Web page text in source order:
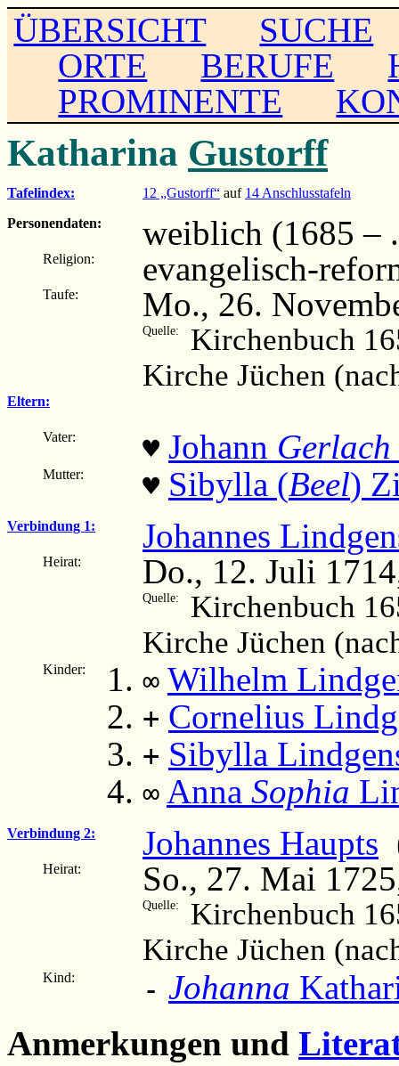
ÜBERSICHT
SUCHE
ORTE
BERUFE
PROMINENTE
Katharina Gustorff
Tafelindex: 12 „Gustorff“ auf 14 Anschlusstafeln
Personendaten:
weiblich (1685 –
Religion: evangelisch-
Taufe: Mo., 26.
Quelle:
Kirchenbuch
Kirche Jüchen
Eltern:
Vater: ♥ Johann Gerlach
Mutter: ♥ Sibylla (Beel)
Verbindung 1: Johannes
Heirat: Do., 12. Juli
Quelle:
Kirchenbuch
Kirche Jüchen
Kinder: ∞ Wilhelm
+ Cornelius
+ Sibylla
∞ Anna Sophia
Verbindung 2: Johannes Haupts
Heirat: So., 27. Mai
Quelle:
Kirchenbuch
Kirche Jüchen
Kind: - Johanna
Anmerkungen und